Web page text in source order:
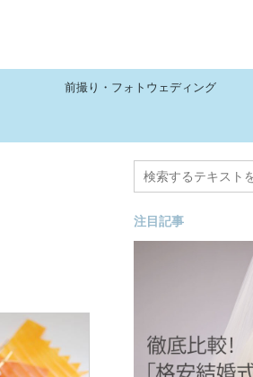
前撮り・フォトウェディング
注目記事